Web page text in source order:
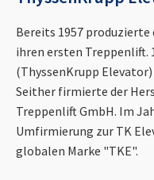
Bereits 1957 produzierte
ihren ersten Treppenlift.
(ThyssenKrupp
Seither firmierte der
Treppenlift GmbH. Im
Umfirmierung zur TK
globalen Marke "TKE".